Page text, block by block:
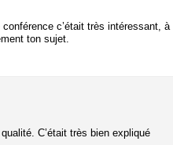
c’était très intéressant, à
ton sujet.
C’était très bien expliqué